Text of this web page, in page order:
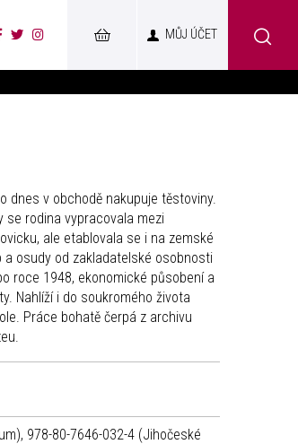
MŮJ ÚČET
dnes v obchodě nakupuje těstoviny.
rodina vypracovala mezi
ale etablovala se i na zemské
a osudy od zakladatelské osobnosti
roce 1948, ekonomické působení a
Nahlíží i do soukromého života
Práce bohatě čerpá z archivu
978-80-7646-032-4 (Jihočeské